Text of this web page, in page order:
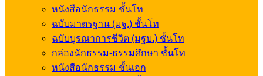
หนังสือนักธรรม ชั้นโท
ฉบับมาตรฐาน (มฐ.) ชั้นโท
ฉบับบูรณาการชีวิต (มฐบ.) ชั้นโท
กล่องนักธรรม-ธรรมศึกษา ชั้นโท
หนังสือนักธรรม ชั้นเอก